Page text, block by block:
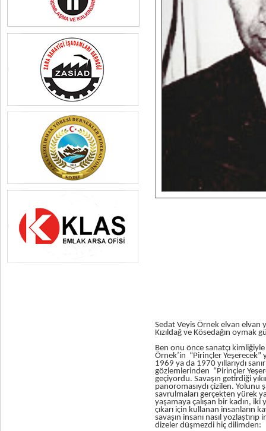
Sedat Veyis Örnek elvan elvan
Kızıldağ ve Kösedağın oymak
Ben onu önce sanatçı
Örnek’in “Pirinçler Yeşerecek”
1969 ya da 1970 yıllarıydı
gözlemlerinden “Pirinçler
geçiyordu. Savaşın getirdiği
panoromasıydı çizilen. Yolunu
savrulmaları gerçekten yürek
yaşamaya çalışan bir kadın,
çıkarı için kullanan insanların
savaşın insanı nasıl
dizeler düşmezdi hiç dilimden: